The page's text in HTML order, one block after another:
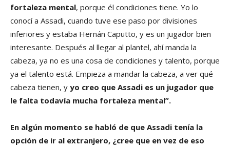
fortaleza mental, porque él condiciones tiene. Yo lo
conocí a Assadi, cuando tuve ese paso por divisiones
inferiores y estaba Hernán Caputto, y es un jugador bien
interesante. Después al llegar al plantel, ahí manda la
cabeza, ya no es una cosa de condiciones y talento, porque
ya el talento está. Empieza a mandar la cabeza, a ver qué
cabeza tienen, y yo creo que Assadi es un jugador que
le falta todavía mucha fortaleza mental”.
En algún momento se habló de que Assadi tenía la
opción de ir al extranjero, ¿cree que en vez de eso